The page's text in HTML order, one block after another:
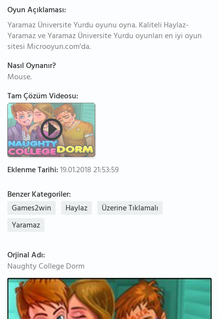
Oyun Açıklaması:
Yaramaz Üniversite Yurdu oyunu oyna. Kaliteli Haylaz-
Yaramaz ve Yaramaz Üniversite Yurdu oyunları en iyi oyun
sitesi Microoyun.com'da.
Nasıl Oynanır?
Mouse.
Tam Çözüm Videosu:
Eklenme Tarihi:19.01.2018 21:53:59
Benzer Kategoriler:
Games2win
Haylaz
Üzerine Tıklamalı
Yaramaz
Orjinal Adı:
Naughty College Dorm